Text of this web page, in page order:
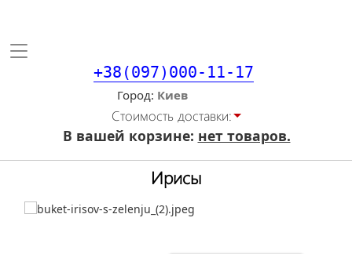
Toggle
+38(097)000-11-17
Город
Стоимость доставки:
В вашей корзине: нет товаров.
Ирисы